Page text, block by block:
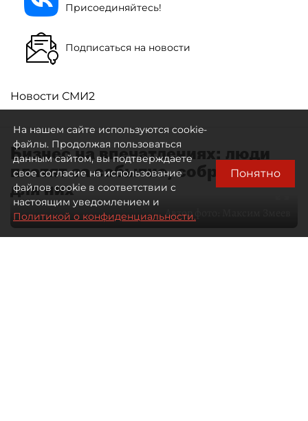
Присоединяйтесь!
Подписаться на новости
Новости СМИ2
Бизнес на впечатлениях: люди
платят за событие, собранное
для них
Автор фото:
На нашем сайте используются cookie-
файлы. Продолжая пользоваться
данным сайтом, вы подтверждаете
свое согласие на использование
файлов cookie в соответствии с
настоящим уведомлением и
Политикой о конфиденциальности.
Понятно